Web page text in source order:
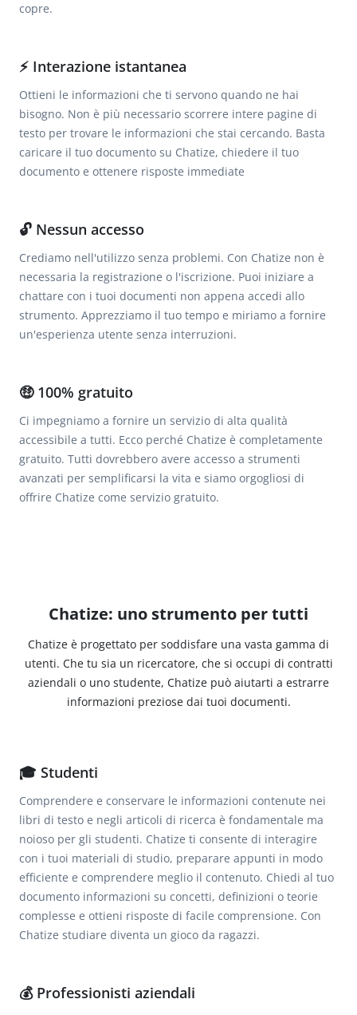
copre.
⚡️ Interazione istantanea
Ottieni le informazioni che ti servono quando ne hai
bisogno. Non è più necessario scorrere intere pagine di
testo per trovare le informazioni che stai cercando. Basta
caricare il tuo documento su Chatize, chiedere il tuo
documento e ottenere risposte immediate
🔓 Nessun accesso
Crediamo nell'utilizzo senza problemi. Con Chatize non è
necessaria la registrazione o l'iscrizione. Puoi iniziare a
chattare con i tuoi documenti non appena accedi allo
strumento. Apprezziamo il tuo tempo e miriamo a fornire
un'esperienza utente senza interruzioni.
🤑 100% gratuito
Ci impegniamo a fornire un servizio di alta qualità
accessibile a tutti. Ecco perché Chatize è completamente
gratuito. Tutti dovrebbero avere accesso a strumenti
avanzati per semplificarsi la vita e siamo orgogliosi di
offrire Chatize come servizio gratuito.
Chatize: uno strumento per tutti
Chatize è progettato per soddisfare una vasta gamma di
utenti. Che tu sia un ricercatore, che si occupi di contratti
aziendali o uno studente, Chatize può aiutarti a estrarre
informazioni preziose dai tuoi documenti.
🎓 Studenti
Comprendere e conservare le informazioni contenute nei
libri di testo e negli articoli di ricerca è fondamentale ma
noioso per gli studenti. Chatize ti consente di interagire
con i tuoi materiali di studio, preparare appunti in modo
efficiente e comprendere meglio il contenuto. Chiedi al tuo
documento informazioni su concetti, definizioni o teorie
complesse e ottieni risposte di facile comprensione. Con
Chatize studiare diventa un gioco da ragazzi.
💰 Professionisti aziendali